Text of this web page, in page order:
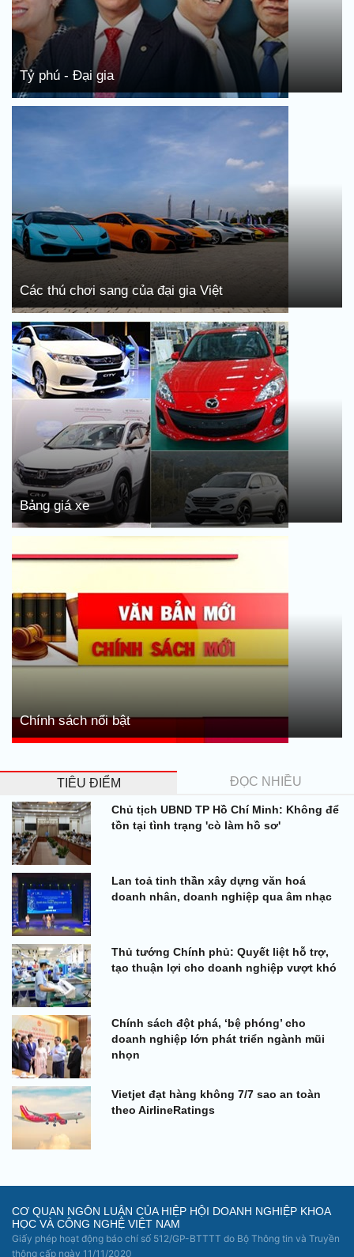
Tỷ phú - Đại gia
Các thú chơi sang của đại gia Việt
Bảng giá xe
Chính sách nổi bật
TIÊU ĐIỂM ĐỌC NHIỀU
Chủ tịch UBND TP Hồ Chí Minh: Không để
tồn tại tình trạng 'cò làm hồ sơ'
Lan toả tinh thần xây dựng văn hoá
doanh nhân, doanh nghiệp qua âm nhạc
Thủ tướng Chính phủ: Quyết liệt hỗ trợ,
tạo thuận lợi cho doanh nghiệp vượt khó
Chính sách đột phá, ‘bệ phóng’ cho
doanh nghiệp lớn phát triển ngành mũi
nhọn
Vietjet đạt hàng không 7/7 sao an toàn
theo AirlineRatings
CƠ QUAN NGÔN LUẬN CỦA HIỆP HỘI DOANH NGHIỆP KHOA
HỌC VÀ CÔNG NGHỆ VIỆT NAM
Giấy phép hoạt động báo chí số 512/GP-BTTTT do Bộ Thông tin và Truyền
thông cấp ngày 11/11/2020